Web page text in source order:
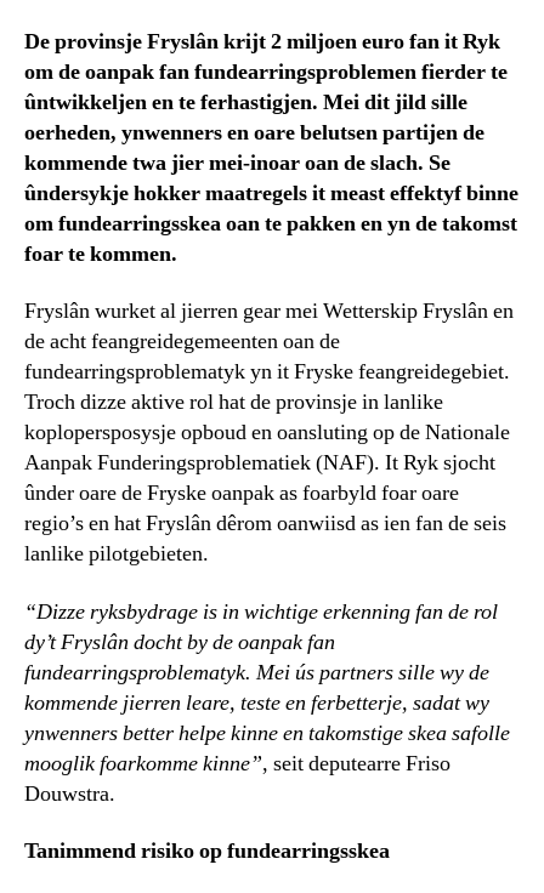
De provinsje Fryslân krijt 2 miljoen euro fan it Ryk
om de oanpak fan fundearringsproblemen fierder te
ûntwikkeljen en te ferhastigjen. Mei dit jild sille
oerheden, ynwenners en oare belutsen partijen de
kommende twa jier mei-inoar oan de slach. Se
ûndersykje hokker maatregels it meast effektyf binne
om fundearringsskea oan te pakken en yn de takomst
foar te kommen.
Fryslân wurket al jierren gear mei Wetterskip Fryslân en
de acht feangreidegemeenten oan de
fundearringsproblematyk yn it Fryske feangreidegebiet.
Troch dizze aktive rol hat de provinsje in lanlike
koplopersposysje opboud en oansluting op de Nationale
Aanpak Funderingsproblematiek (NAF). It Ryk sjocht
ûnder oare de Fryske oanpak as foarbyld foar oare
regio’s en hat Fryslân dêrom oanwiisd as ien fan de seis
lanlike pilotgebieten.
“Dizze ryksbydrage is in wichtige erkenning fan de rol
dy’t Fryslân docht by de oanpak fan
fundearringsproblematyk. Mei ús partners sille wy de
kommende jierren leare, teste en ferbetterje, sadat wy
ynwenners better helpe kinne en takomstige skea safolle
mooglik foarkomme kinne”, seit deputearre Friso
Douwstra.
Tanimmend risiko op fundearringsskea